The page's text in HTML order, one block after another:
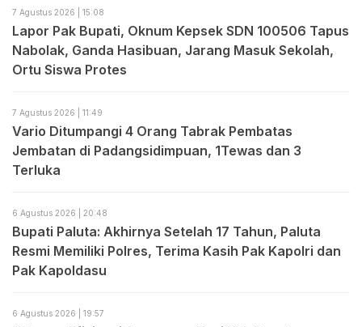
7 Agustus 2026 | 15:08
Lapor Pak Bupati, Oknum Kepsek SDN 100506 Tapus
Nabolak, Ganda Hasibuan, Jarang Masuk Sekolah,
Ortu Siswa Protes
7 Agustus 2026 | 11:49
Vario Ditumpangi 4 Orang Tabrak Pembatas
Jembatan di Padangsidimpuan, 1Tewas dan 3
Terluka
6 Agustus 2026 | 20:48
Bupati Paluta: Akhirnya Setelah 17 Tahun, Paluta
Resmi Memiliki Polres, Terima Kasih Pak Kapolri dan
Pak Kapoldasu
6 Agustus 2026 | 19:57